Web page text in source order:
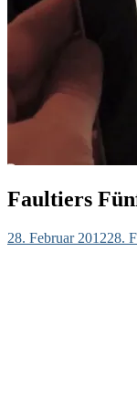
Faultiers
28. Februar 201228.